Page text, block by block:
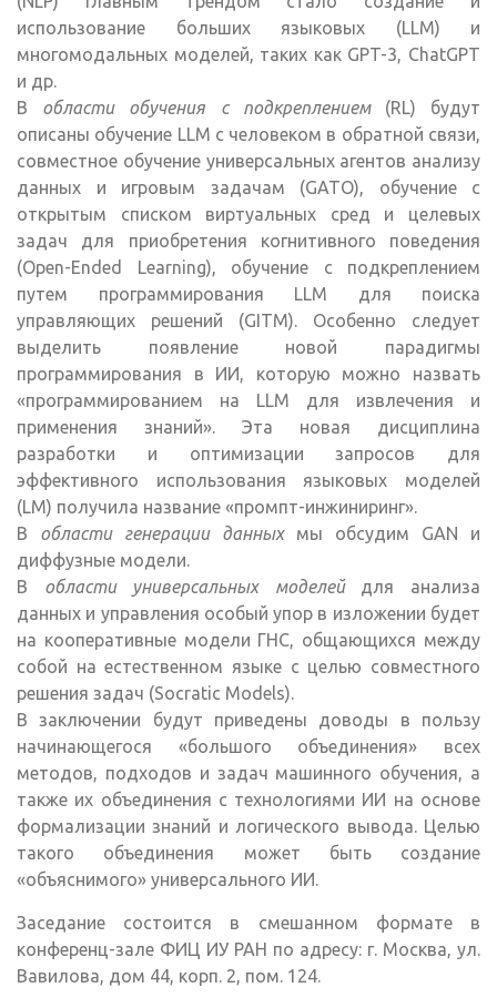
использование больших языковых (LLM) и
многомодальных моделей, таких как GPT-3, ChatGPT
и др.
В области обучения с подкреплением(RL) будут
описаны обучение LLM с человеком в обратной связи,
совместное обучение универсальных агентов анализу
данных и игровым задачам (GATO), обучение с
открытым списком виртуальных сред и целевых
задач для приобретения когнитивного поведения
(Open-Ended Learning), обучение с подкреплением
путем программирования LLM для поиска
управляющих решений (GITM). Особенно следует
выделить появление новой парадигмы
программирования в ИИ, которую можно назвать
«программированием на LLM для извлечения и
применения знаний». Эта новая дисциплина
разработки и оптимизации запросов для
эффективного использования языковых моделей
(LM) получила название «промпт-инжиниринг».
В области генерации данныхмы обсудим GAN и
диффузные модели.
В области универсальных моделей для анализа
данных и управления особый упор в изложении будет
на кооперативные модели ГНС, общающихся между
собой на естественном языке с целью совместного
решения задач (Socratic Models).
В заключении будут приведены доводы в пользу
начинающегося «большого объединения» всех
методов, подходов и задач машинного обучения, а
также их объединения с технологиями ИИ на основе
формализации знаний и логического вывода. Целью
такого объединения может быть создание
«объяснимого» универсального ИИ.
Заседание состоится в смешанном формате в
конференц-зале ФИЦ ИУ РАН по адресу: г. Москва, ул.
Вавилова, дом 44, корп. 2, пом. 124.